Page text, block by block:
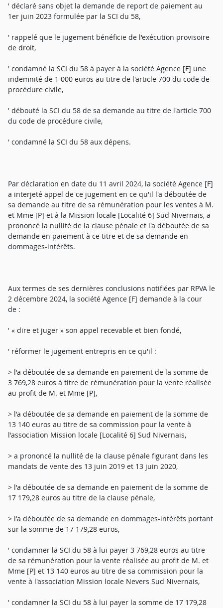
' déclaré sans objet la demande de report de paiement au
1er juin 2023 formulée par la SCI du 58,
' rappelé que le jugement bénéficie de l'exécution provisoire
de droit,
' condamné la SCI du 58 à payer à la société Agence [F] une
indemnité de 1 000 euros au titre de l'article 700 du code de
procédure civile,
' débouté la SCI du 58 de sa demande au titre de l'article 700
du code de procédure civile,
' condamné la SCI du 58 aux dépens.
Par déclaration en date du 11 avril 2024, la société Agence [F]
a interjeté appel de ce jugement en ce qu'il l'a déboutée de
sa demande au titre de sa rémunération pour les ventes à M.
et Mme [P] et à la Mission locale [Localité 6] Sud Nivernais, a
prononcé la nullité de la clause pénale et l'a déboutée de sa
demande en paiement à ce titre et de sa demande en
dommages-intérêts.
Aux termes de ses dernières conclusions notifiées par RPVA le
2 décembre 2024, la société Agence [F] demande à la cour
de :
' « dire et juger » son appel recevable et bien fondé,
' réformer le jugement entrepris en ce qu'il :
> l'a déboutée de sa demande en paiement de la somme de
3 769,28 euros à titre de rémunération pour la vente réalisée
au profit de M. et Mme [P],
> l'a déboutée de sa demande en paiement de la somme de
13 140 euros au titre de sa commission pour la vente à
l'association Mission locale [Localité 6] Sud Nivernais,
> a prononcé la nullité de la clause pénale figurant dans les
mandats de vente des 13 juin 2019 et 13 juin 2020,
> l'a déboutée de sa demande en paiement de la somme de
17 179,28 euros au titre de la clause pénale,
> l'a déboutée de sa demande en dommages-intérêts portant
sur la somme de 17 179,28 euros,
' condamner la SCI du 58 à lui payer 3 769,28 euros au titre
de sa rémunération pour la vente réalisée au profit de M. et
Mme [P] et 13 140 euros au titre de sa commission pour la
vente à l'association Mission locale Nevers Sud Nivernais,
' condamner la SCI du 58 à lui payer la somme de 17 179,28